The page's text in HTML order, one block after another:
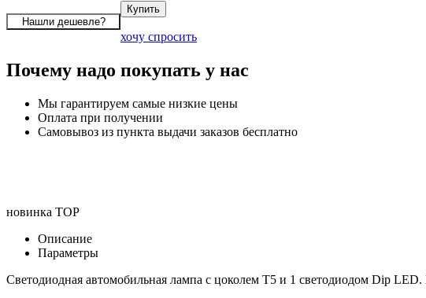
хочу спросить
Почему надо покупать у нас
Мы гарантируем самые низкие цены
Оплата при получении
Самовывоз из пункта выдачи заказов бесплатно
новинка TOP
Описание
Параметры
Светодиодная автомобильная лампа с цоколем T5 и 1 светодиодом Dip